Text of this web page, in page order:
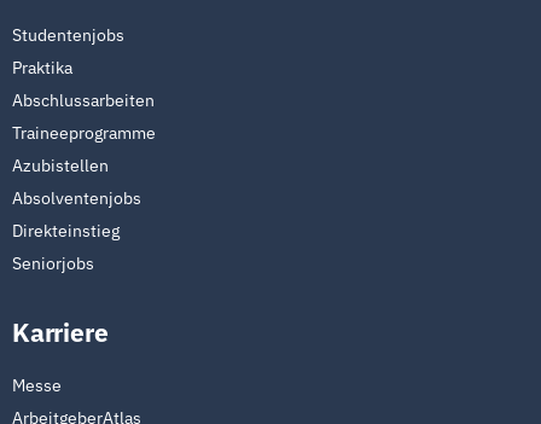
Studentenjobs
Praktika
Abschlussarbeiten
Traineeprogramme
Azubistellen
Absolventenjobs
Direkteinstieg
Seniorjobs
Karriere
Messe
ArbeitgeberAtlas